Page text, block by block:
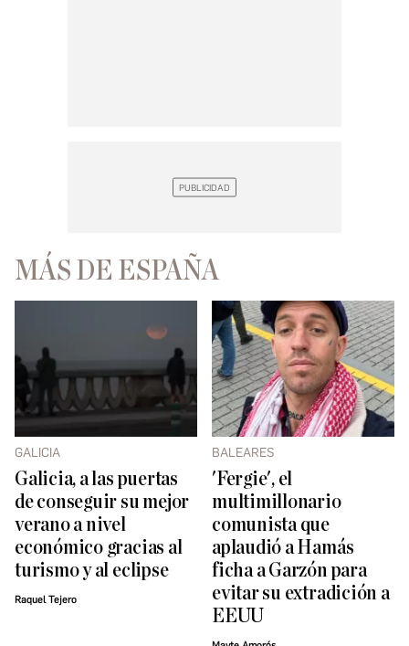
MÁS DE ESPAÑA
GALICIA
Galicia, a las puertas
de conseguir su mejor
verano a nivel
económico gracias al
turismo y al eclipse
Raquel Tejero
BALEARES
'Fergie', el
multimillonario
comunista que
aplaudió a Hamás
ficha a Garzón para
evitar su extradición a
EEUU